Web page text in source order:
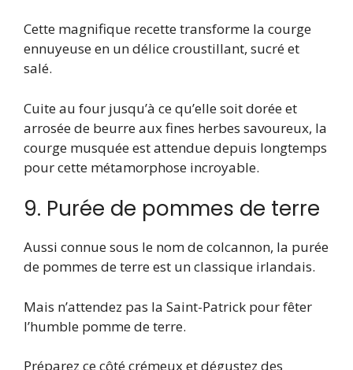
Cette magnifique recette transforme la courge
ennuyeuse en un délice croustillant, sucré et
salé.
Cuite au four jusqu’à ce qu’elle soit dorée et
arrosée de beurre aux fines herbes savoureux, la
courge musquée est attendue depuis longtemps
pour cette métamorphose incroyable.
9. Purée de pommes de terre
Aussi connue sous le nom de colcannon, la purée
de pommes de terre est un classique irlandais.
Mais n’attendez pas la Saint-Patrick pour fêter
l’humble pomme de terre.
Préparez ce côté crémeux et dégustez des